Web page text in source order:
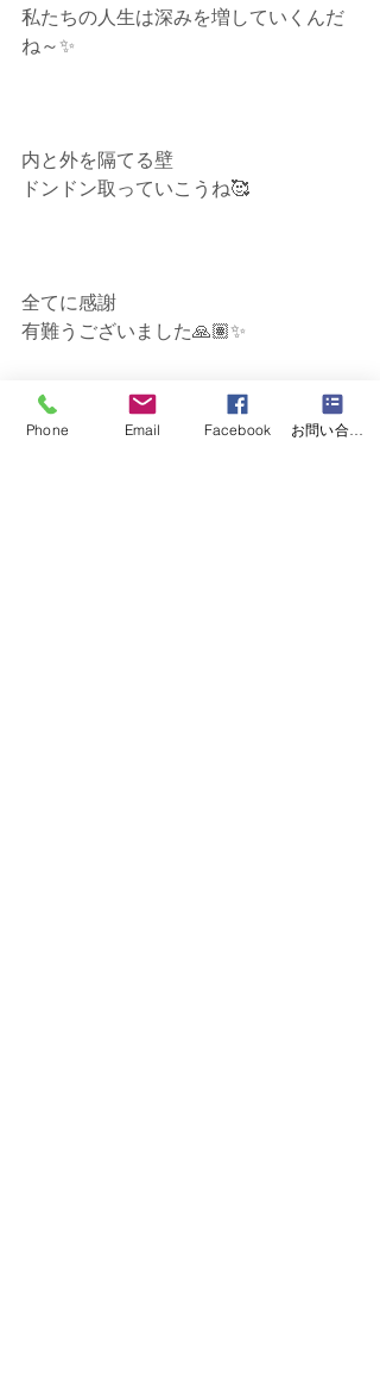
私たちの人生は深みを増していくんだ
ね～✨⁡
内と外を隔てる壁⁡
ドンドン取っていこうね🥰⁡
全てに感謝
有難うございました🙏🏽✨⁡
Phone Email Facebook お問い合わせフォーム